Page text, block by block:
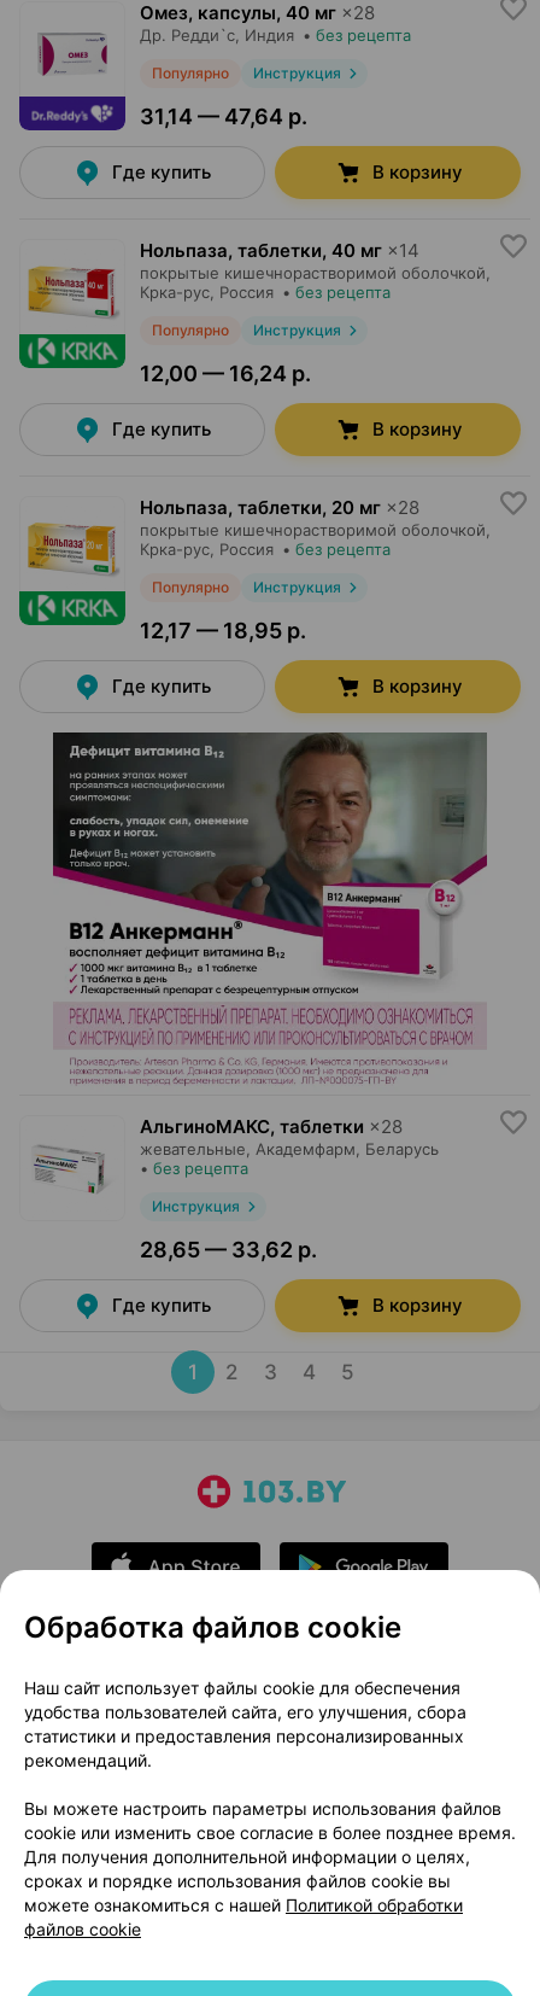
Омез, капсулы, 40 мг ×28
Др. Редди`с , Индия • без рецепта
Популярно Инструкция
31,14 — 47,64 р.
Где купить В корзину
Нольпаза, таблетки, 40 мг ×14
покрытые кишечнорастворимой оболочкой,
Крка-рус , Россия • без рецепта
Популярно Инструкция
12,00 — 16,24 р.
Где купить В корзину
Нольпаза, таблетки, 20 мг ×28
покрытые кишечнорастворимой оболочкой,
Крка-рус , Россия • без рецепта
Популярно Инструкция
12,17 — 18,95 р.
Где купить В корзину
АльгиноМАКС, таблетки ×28
жевательные, Академфарм , Беларусь
• без рецепта
Инструкция
28,65 — 33,62 р.
Где купить В корзину
1 2 3 4 5
О проекте
Новости проекта
Размещение рекламы
Медицинский маркетинг
Публичный договор
Доставка
Способы оплаты
Вакансии
Партнеры
Написать руководителю 103.by
Написать в поддержку
Персональные настройки Cookie
Обработка файлов cookie
Наш сайт использует файлы cookie для обеспечения
удобства пользователей сайта, его улучшения, сбора
статистики и предоставления персонализированных
рекомендаций.
Вы можете настроить параметры использования файлов
cookie или изменить свое согласие в более позднее время.
Для получения дополнительной информации о целях,
сроках и порядке использования файлов cookie вы
можете ознакомиться с нашей Политикой обработки
файлов cookie